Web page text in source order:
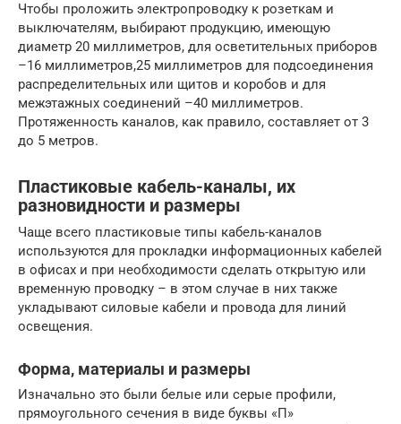
Чтобы проложить электропроводку к розеткам и
выключателям, выбирают продукцию, имеющую
диаметр 20 миллиметров, для осветительных приборов
–16 миллиметров,25 миллиметров для подсоединения
распределительных или щитов и коробов и для
межэтажных соединений –40 миллиметров.
Протяженность каналов, как правило, составляет от 3
до 5 метров.
Пластиковые кабель-каналы, их
разновидности и размеры
Чаще всего пластиковые типы кабель-каналов
используются для прокладки информационных кабелей
в офисах и при необходимости сделать открытую или
временную проводку – в этом случае в них также
укладывают силовые кабели и провода для линий
освещения.
Форма, материалы и размеры
Изначально это были белые или серые профили,
прямоугольного сечения в виде буквы «П»